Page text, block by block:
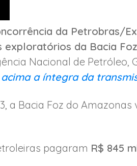
da Petrobras/
da Bacia
Nacional de Petróleo,
acima a íntegra da
a Bacia Foz do
pagaram R$ 845